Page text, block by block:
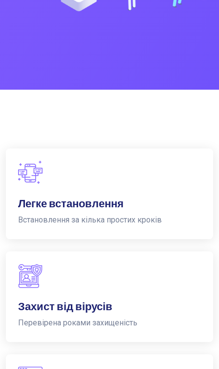
Легке встановлення
Встановлення за кілька простих кроків
Захист від вірусів
Перевірена роками захищеність